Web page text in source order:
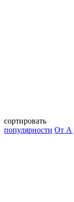
сортировать
популярности От А